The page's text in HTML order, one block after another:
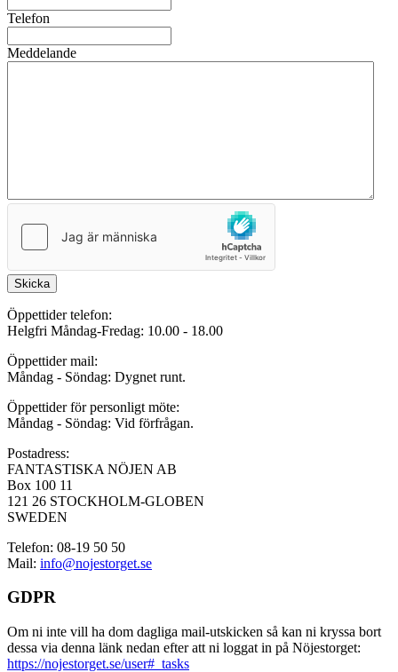
Telefon
Meddelande
Skicka
Öppettider telefon:
Helgfri Måndag-Fredag: 10.00 - 18.00
Öppettider mail:
Måndag - Söndag: Dygnet runt.
Öppettider för personligt möte:
Måndag - Söndag: Vid förfrågan.
Postadress:
FANTASTISKA NÖJEN AB
Box 100 11
121 26 STOCKHOLM-GLOBEN
SWEDEN
Telefon: 08-19 50 50
Mail: info@nojestorget.se
GDPR
Om ni inte vill ha dom dagliga mail-utskicken så kan ni kryssa bort
dessa via denna länk nedan efter att ni loggat in på Nöjestorget:
https://nojestorget.se/user#_tasks